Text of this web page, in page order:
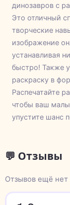
динозавров с
Это отличный
творческие
изображение
устанавливая
быстро! Также
раскраску в
Распечатайте
чтобы ваш
упустите шанс
💬 Отзывы
Отзывов ещё